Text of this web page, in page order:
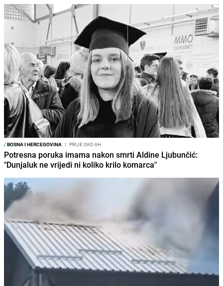
/BOSNA I HERCEGOVINA I PRIJE OKO 6H
Potresna poruka imama nakon smrti Aldine Ljubunčić:
"Dunjaluk ne vrijedi ni koliko krilo komarca"